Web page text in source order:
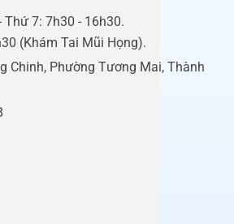
Thứ 7: 7h30 - 16h30.
(Khám Tai Mũi Họng).
Chinh, Phường Tương Mai, Thành